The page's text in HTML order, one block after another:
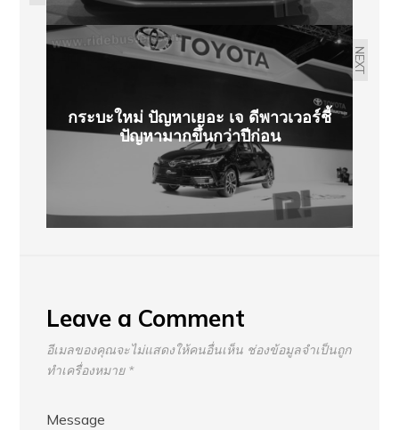
NEXT
กระบะใหม่ ปัญหาเยอะ เจ ดีพาวเวอร์ชี้
ปัญหามากขึ้นกว่าปีก่อน
Leave a Comment
อีเมลของคุณจะไม่แสดงให้คนอื่นเห็น ช่องข้อมูลจำเป็นถูก
ทำเครื่องหมาย *
Message